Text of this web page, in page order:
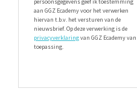
aan GGZ Ecademy voor het verwerken
hiervan t.b.v. het versturen van de
nieuwsbrief. Op deze verwerking is de
privacyverklaringvan GGZ Ecademy van
toepassing.